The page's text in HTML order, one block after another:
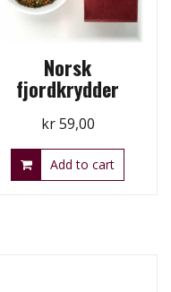
Norsk
fjordkrydder
kr59,00
Add to cart